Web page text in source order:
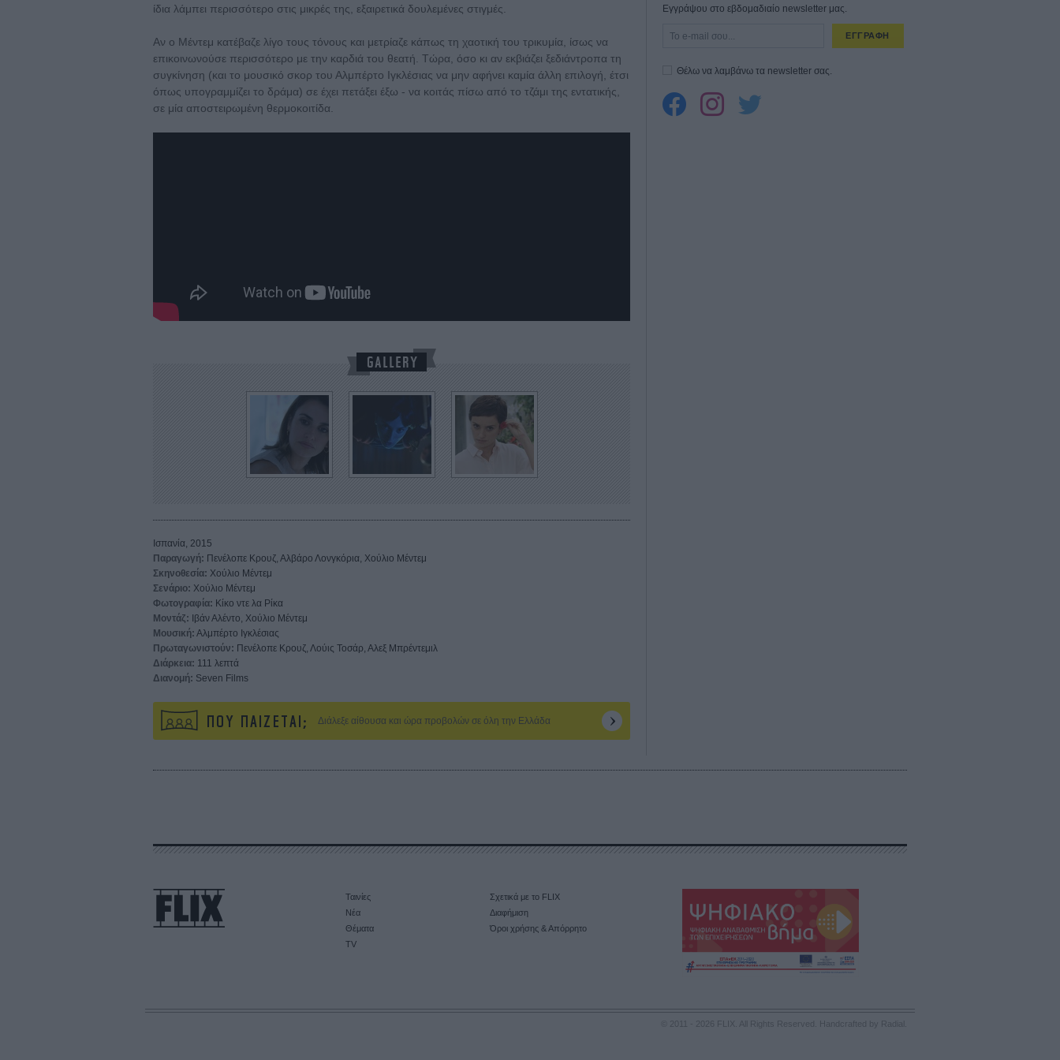
ίδια λάμπει περισσότερο στις μικρές της, εξαιρετικά δουλεμένες στιγμές.
Αν ο Μέντεμ κατέβαζε λίγο τους τόνους και μετρίαζε κάπως τη χαοτική του τρικυμία, ίσως να
επικοινωνούσε περισσότερο με την καρδιά του θεατή. Τώρα, όσο κι αν εκβιάζει ξεδιάντροπα τη
συγκίνηση (και το μουσικό σκορ του Αλμπέρτο Ιγκλέσιας να μην αφήνει καμία άλλη επιλογή, έτσι
όπως υπογραμμίζει το δράμα) σε έχει πετάξει έξω - να κοιτάς πίσω από το τζάμι της εντατικής,
σε μία αποστειρωμένη θερμοκοιτίδα.
Ισπανία, 2015
Παραγωγή: Πενέλοπε Κρουζ, Αλβάρο Λονγκόρια, Χούλιο Μέντεμ
Σκηνοθεσία: Χούλιο Μέντεμ
Σενάριο: Χούλιο Μέντεμ
Φωτογραφία: Κίκο ντε λα Ρίκα
Μοντάζ: Ιβάν Αλέντο, Χούλιο Μέντεμ
Μουσική: Αλμπέρτο Ιγκλέσιας
Πρωταγωνιστούν: Πενέλοπε Κρουζ, Λούις Τοσάρ, Αλεξ Μπρέντεμιλ
Διάρκεια: 111 λεπτά
Διανομή: Seven Films
ΠΟΥ ΠΑΙΖΕΤΑΙ; Διάλεξε αίθουσα και ώρα προβολών σε όλη την Ελλάδα
Εγγράψου στο εβδομαδιαίο newsletter μας.
ΕΓΓΡΑΦΗ
Θέλω να λαμβάνω τα newsletter σας.
Ταινίες
Νέα
Θέματα
TV
Σχετικά με το FLIX
Διαφήμιση
Όροι χρήσης & Απόρρητο
© 2011 - 2026 FLIX. All Rights Reserved. Handcrafted by Radial